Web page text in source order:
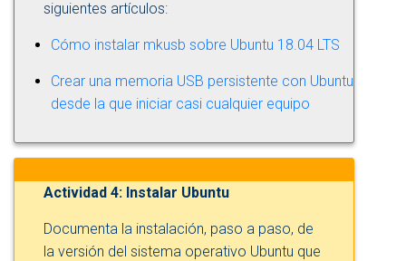
siguientes artículos:
Cómo instalar mkusb sobre Ubuntu 18.04 LTS
Crear una memoria USB persistente con Ubuntu
desde la que iniciar casi cualquier equipo
Actividad 4: Instalar Ubuntu
Documenta la instalación, paso a paso, de
la versión del sistema operativo Ubuntu que